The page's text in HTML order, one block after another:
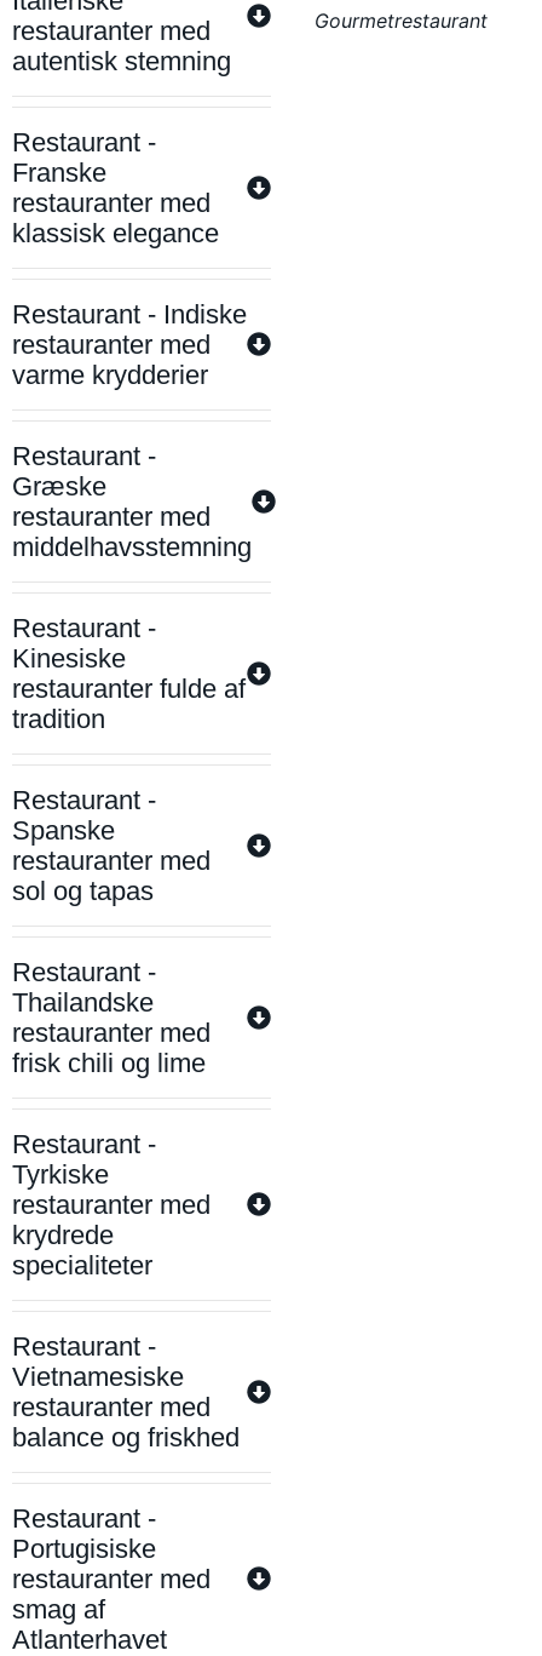
restauranter med
autentisk stemning
Restaurant -
Franske
restauranter med
klassisk elegance
Restaurant - Indiske
restauranter med
varme krydderier
Restaurant -
Græske
restauranter med
middelhavsstemning
Restaurant -
Kinesiske
restauranter fulde af
tradition
Restaurant -
Spanske
restauranter med
sol og tapas
Restaurant -
Thailandske
restauranter med
frisk chili og lime
Restaurant -
Tyrkiske
restauranter med
krydrede
specialiteter
Restaurant -
Vietnamesiske
restauranter med
balance og friskhed
Restaurant -
Portugisiske
restauranter med
smag af
Atlanterhavet
Gourmetrestaurant